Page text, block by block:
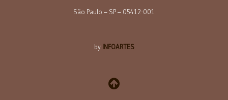
São Paulo – SP – 05412-001
by INFOARTES